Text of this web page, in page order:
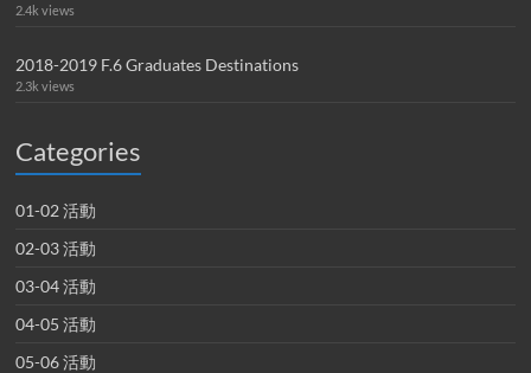
2.4k views
2018-2019 F.6 Graduates Destinations
2.3k views
Categories
01-02 活動
02-03 活動
03-04 活動
04-05 活動
05-06 活動